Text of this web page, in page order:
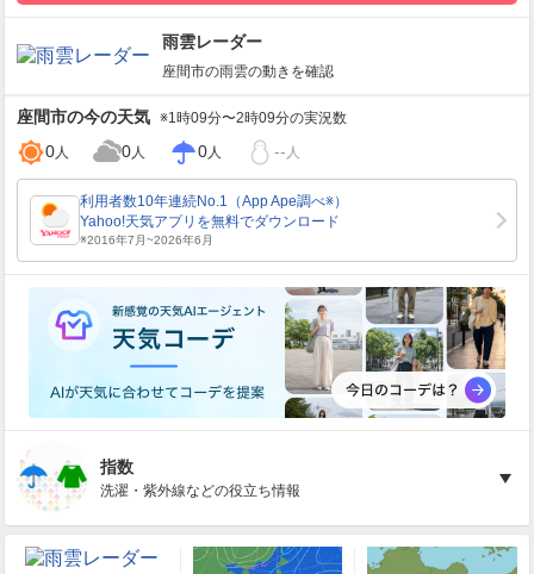
雨雲レーダー
座間市の雨雲の動きを確認
座間市の今の天気 ※1時09分〜2時09分の実況数
0人 0人 0人 -- 人
指数
洗濯・紫外線などの役立ち情報